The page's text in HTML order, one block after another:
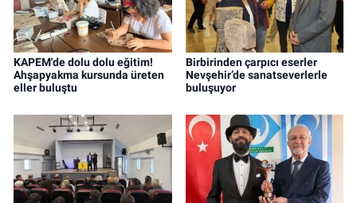
KAPEM'de dolu dolu eğitim!
Ahşapyakma kursunda üreten
eller buluştu
Birbirinden çarpıcı eserler
Nevşehir’de sanatseverlerle
buluşuyor